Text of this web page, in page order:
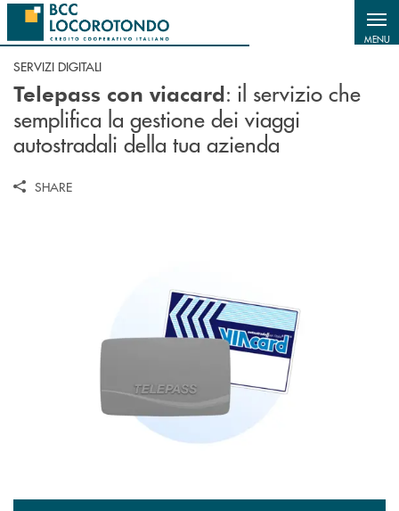
Salta al contenuto principale
MENU
SERVIZI DIGITALI
Telepass con viacard: il servizio che
semplifica la gestione dei viaggi
autostradali della tua azienda
SHARE